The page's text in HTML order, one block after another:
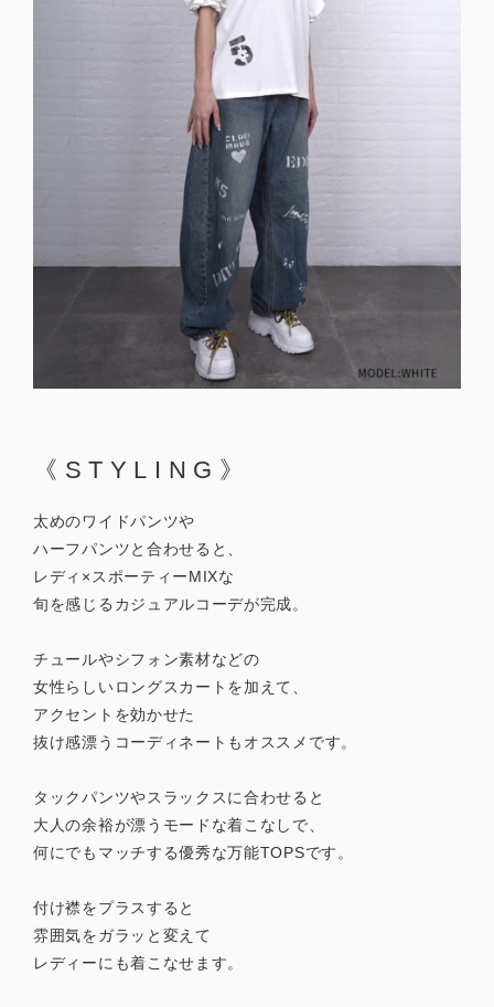
《STYLING》
太めのワイドパンツや
ハーフパンツと合わせると、
レディ×スポーティーMIXな
旬を感じるカジュアルコーデが完成。
チュールやシフォン素材などの
女性らしいロングスカートを加えて、
アクセントを効かせた
抜け感漂うコーディネートもオススメです。
タックパンツやスラックスに合わせると
大人の余裕が漂うモードな着こなしで、
何にでもマッチする優秀な万能TOPSです。
付け襟をプラスすると
雰囲気をガラッと変えて
レディーにも着こなせます。